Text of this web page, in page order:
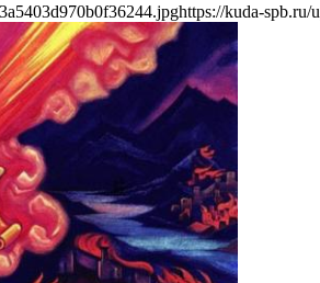
https://kuda-spb.ru/